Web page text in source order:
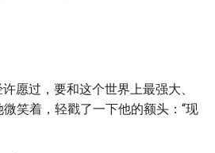
愿过，要和这个世界上最强大、
笑着，轻戳了一下他的额头：“现